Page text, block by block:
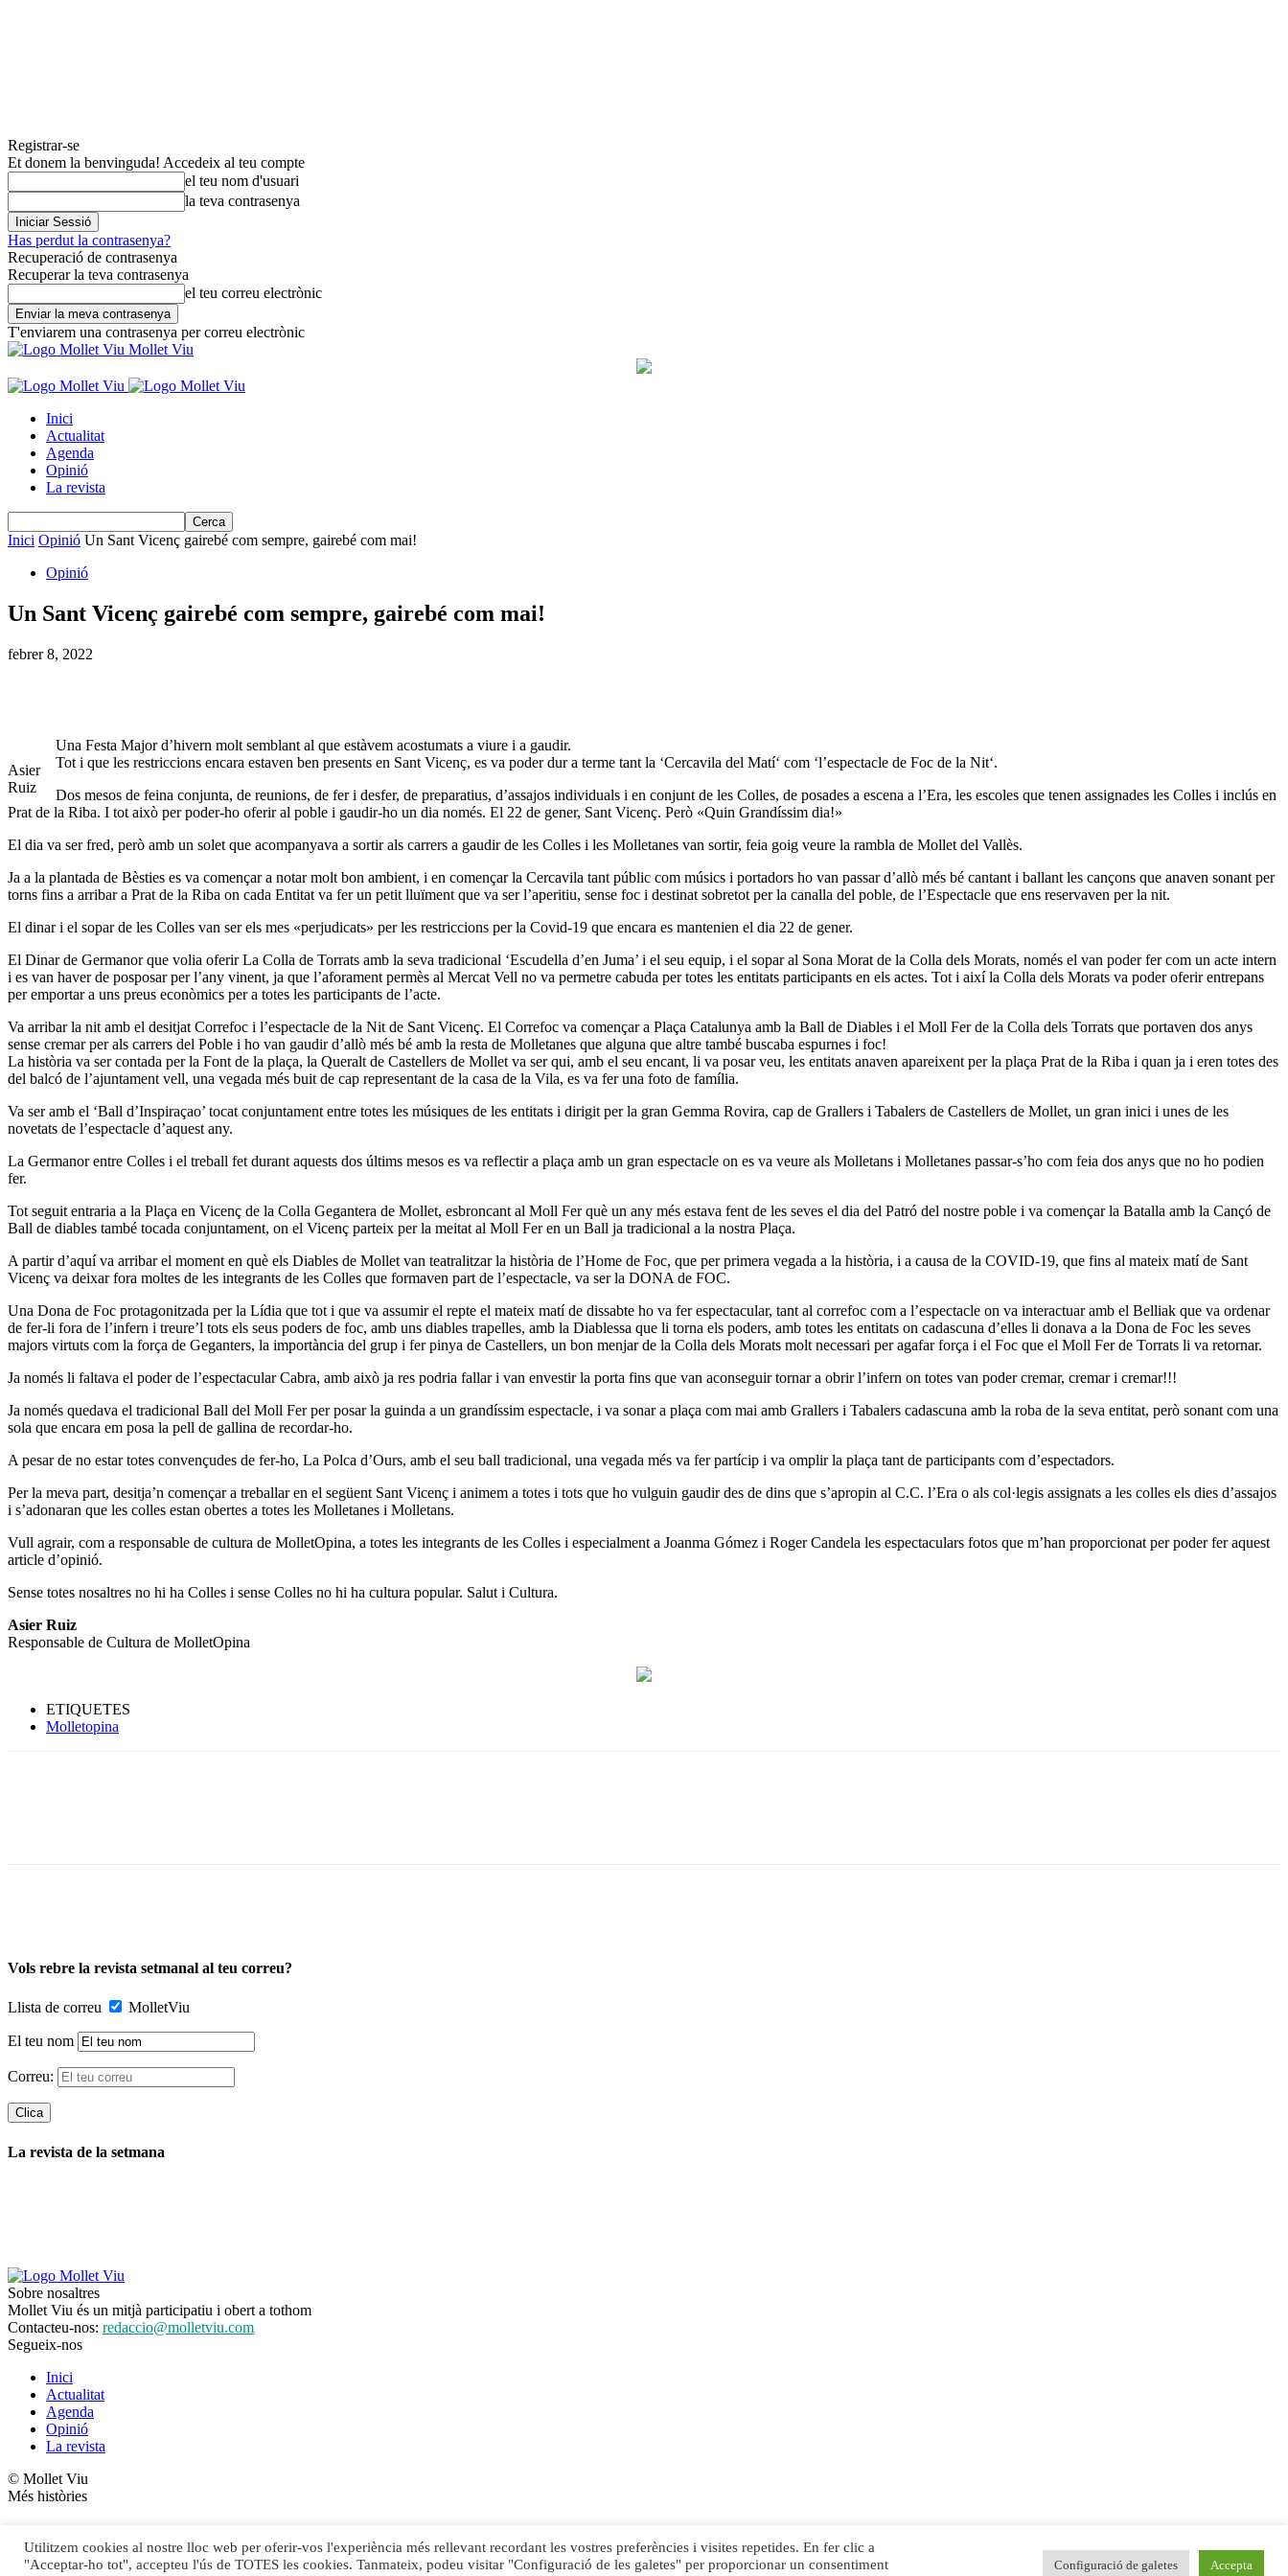
Registrar-se
Et donem la benvinguda! Accedeix al teu compte
el teu nom d'usuari
la teva contrasenya
Has perdut la contrasenya?
Recuperació de contrasenya
Recuperar la teva contrasenya
el teu correu electrònic
T'enviarem una contrasenya per correu electrònic
Mollet Viu
Inici
Actualitat
Agenda
Opinió
La revista
Inici Opinió Un Sant Vicenç gairebé com sempre, gairebé com mai!
Opinió
Un Sant Vicenç gairebé com sempre, gairebé com mai!
febrer 8, 2022
Asier
Ruiz
Una Festa Major d’hivern molt semblant al que estàvem acostumats a viure i a gaudir.
Tot i que les restriccions encara estaven ben presents en Sant Vicenç, es va poder dur a terme tant la ‘Cercavila del Matí‘ com ‘l’espectacle de Foc de la Nit‘.
Dos mesos de feina conjunta, de reunions, de fer i desfer, de preparatius, d’assajos individuals i en conjunt de les Colles, de posades a escena a l’Era, les escoles que tenen assignades les Colles i inclús en
Prat de la Riba. I tot això per poder-ho oferir al poble i gaudir-ho un dia només. El 22 de gener, Sant Vicenç. Però «Quin Grandíssim dia!»
El dia va ser fred, però amb un solet que acompanyava a sortir als carrers a gaudir de les Colles i les Molletanes van sortir, feia goig veure la rambla de Mollet del Vallès.
Ja a la plantada de Bèsties es va començar a notar molt bon ambient, i en començar la Cercavila tant públic com músics i portadors ho van passar d’allò més bé cantant i ballant les cançons que anaven sonant per
torns fins a arribar a Prat de la Riba on cada Entitat va fer un petit lluïment que va ser l’aperitiu, sense foc i destinat sobretot per la canalla del poble, de l’Espectacle que ens reservaven per la nit.
El dinar i el sopar de les Colles van ser els mes «perjudicats» per les restriccions per la Covid-19 que encara es mantenien el dia 22 de gener.
El Dinar de Germanor que volia oferir La Colla de Torrats amb la seva tradicional ‘Escudella d’en Juma’ i el seu equip, i el sopar al Sona Morat de la Colla dels Morats, només el van poder fer com un acte intern
i es van haver de posposar per l’any vinent, ja que l’aforament permès al Mercat Vell no va permetre cabuda per totes les entitats participants en els actes. Tot i així la Colla dels Morats va poder oferir entrepans
per emportar a uns preus econòmics per a totes les participants de l’acte.
Va arribar la nit amb el desitjat Correfoc i l’espectacle de la Nit de Sant Vicenç. El Correfoc va començar a Plaça Catalunya amb la Ball de Diables i el Moll Fer de la Colla dels Torrats que portaven dos anys
sense cremar per als carrers del Poble i ho van gaudir d’allò més bé amb la resta de Molletanes que alguna que altre també buscaba espurnes i foc!
La història va ser contada per la Font de la plaça, la Queralt de Castellers de Mollet va ser qui, amb el seu encant, li va posar veu, les entitats anaven apareixent per la plaça Prat de la Riba i quan ja i eren totes des
del balcó de l’ajuntament vell, una vegada més buit de cap representant de la casa de la Vila, es va fer una foto de família.
Va ser amb el ‘Ball d’Inspiraçao’ tocat conjuntament entre totes les músiques de les entitats i dirigit per la gran Gemma Rovira, cap de Grallers i Tabalers de Castellers de Mollet, un gran inici i unes de les
novetats de l’espectacle d’aquest any.
La Germanor entre Colles i el treball fet durant aquests dos últims mesos es va reflectir a plaça amb un gran espectacle on es va veure als Molletans i Molletanes passar-s’ho com feia dos anys que no ho podien
fer.
Tot seguit entraria a la Plaça en Vicenç de la Colla Gegantera de Mollet, esbroncant al Moll Fer què un any més estava fent de les seves el dia del Patró del nostre poble i va començar la Batalla amb la Cançó de
Ball de diables també tocada conjuntament, on el Vicenç parteix per la meitat al Moll Fer en un Ball ja tradicional a la nostra Plaça.
A partir d’aquí va arribar el moment en què els Diables de Mollet van teatralitzar la història de l’Home de Foc, que per primera vegada a la història, i a causa de la COVID-19, que fins al mateix matí de Sant
Vicenç va deixar fora moltes de les integrants de les Colles que formaven part de l’espectacle, va ser la DONA de FOC.
Una Dona de Foc protagonitzada per la Lídia que tot i que va assumir el repte el mateix matí de dissabte ho va fer espectacular, tant al correfoc com a l’espectacle on va interactuar amb el Belliak que va ordenar
de fer-li fora de l’infern i treure’l tots els seus poders de foc, amb uns diables trapelles, amb la Diablessa que li torna els poders, amb totes les entitats on cadascuna d’elles li donava a la Dona de Foc les seves
majors virtuts com la força de Geganters, la importància del grup i fer pinya de Castellers, un bon menjar de la Colla dels Morats molt necessari per agafar força i el Foc que el Moll Fer de Torrats li va retornar.
Ja només li faltava el poder de l’espectacular Cabra, amb això ja res podria fallar i van envestir la porta fins que van aconseguir tornar a obrir l’infern on totes van poder cremar, cremar i cremar!!!
Ja només quedava el tradicional Ball del Moll Fer per posar la guinda a un grandíssim espectacle, i va sonar a plaça com mai amb Grallers i Tabalers cadascuna amb la roba de la seva entitat, però sonant com una
sola que encara em posa la pell de gallina de recordar-ho.
A pesar de no estar totes convençudes de fer-ho, La Polca d’Ours, amb el seu ball tradicional, una vegada més va fer partícip i va omplir la plaça tant de participants com d’espectadors.
Per la meva part, desitja’n començar a treballar en el següent Sant Vicenç i animem a totes i tots que ho vulguin gaudir des de dins que s’apropin al C.C. l’Era o als col·legis assignats a les colles els dies d’assajos
i s’adonaran que les colles estan obertes a totes les Molletanes i Molletans.
Vull agrair, com a responsable de cultura de MolletOpina, a totes les integrants de les Colles i especialment a Joanma Gómez i Roger Candela les espectaculars fotos que m’han proporcionat per poder fer aquest
article d’opinió.
Sense totes nosaltres no hi ha Colles i sense Colles no hi ha cultura popular. Salut i Cultura.
Asier Ruiz
Responsable de Cultura de MolletOpina
ETIQUETES
Molletopina
Vols rebre la revista setmanal al teu correu?
Llista de correu MolletViu
El teu nom
Correu:
La revista de la setmana
Sobre nosaltres
Mollet Viu és un mitjà participatiu i obert a tothom
Contacteu-nos: redaccio@molletviu.com
Segueix-nos
Inici
Actualitat
Agenda
Opinió
La revista
© Mollet Viu
Utilitzem cookies al nostre lloc web per oferir-vos l'experiència més rellevant recordant les vostres preferències i visites repetides. En fer clic a
"Acceptar-ho tot", accepteu l'ús de TOTES les cookies. Tanmateix, podeu visitar "Configuració de les galetes" per proporcionar un consentiment
Configuració de galetes Accepta
Més històries
Defensem la transparència i els diners públics